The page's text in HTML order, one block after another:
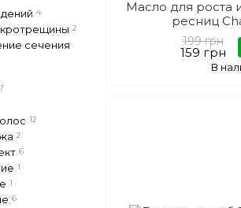
Масло для роста
ресниц
199 грн
159 грн
В
4
2
сечения
12
2
6
1
1
6